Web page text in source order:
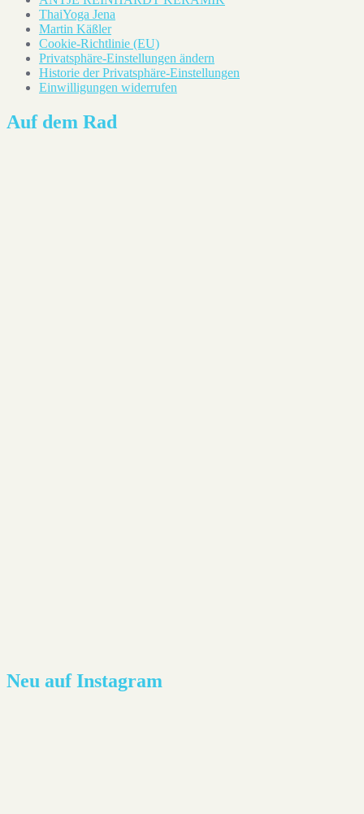
ThaiYoga Jena
Martin Käßler
Cookie-Richtlinie (EU)
Privatsphäre-Einstellungen ändern
Historie der Privatsphäre-Einstellungen
Einwilligungen widerrufen
Auf dem Rad
Neu auf Instagram